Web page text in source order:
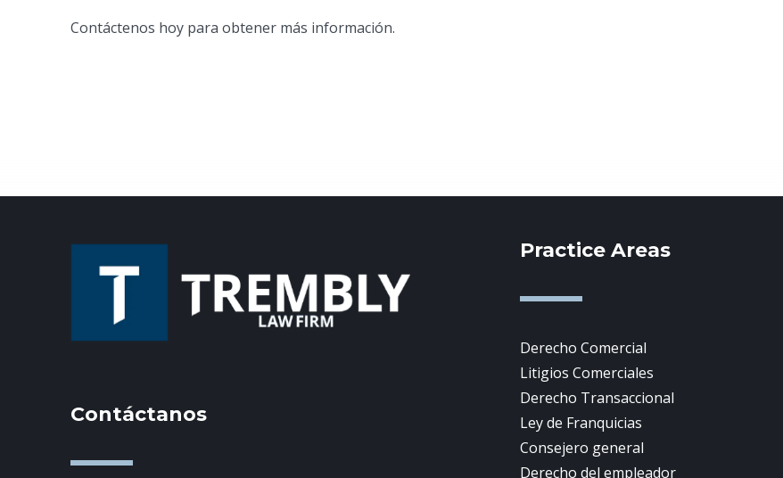
Contáctenos hoy para obtener más información.
Contáctanos
Practice Areas
Derecho Comercial
Litigios Comerciales
Derecho Transaccional
Ley de Franquicias
Consejero general
Derecho del empleador